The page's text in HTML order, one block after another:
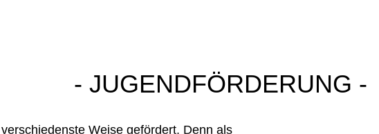
- JUGENDFÖRDERUNG -
Weise gefördert. Denn als